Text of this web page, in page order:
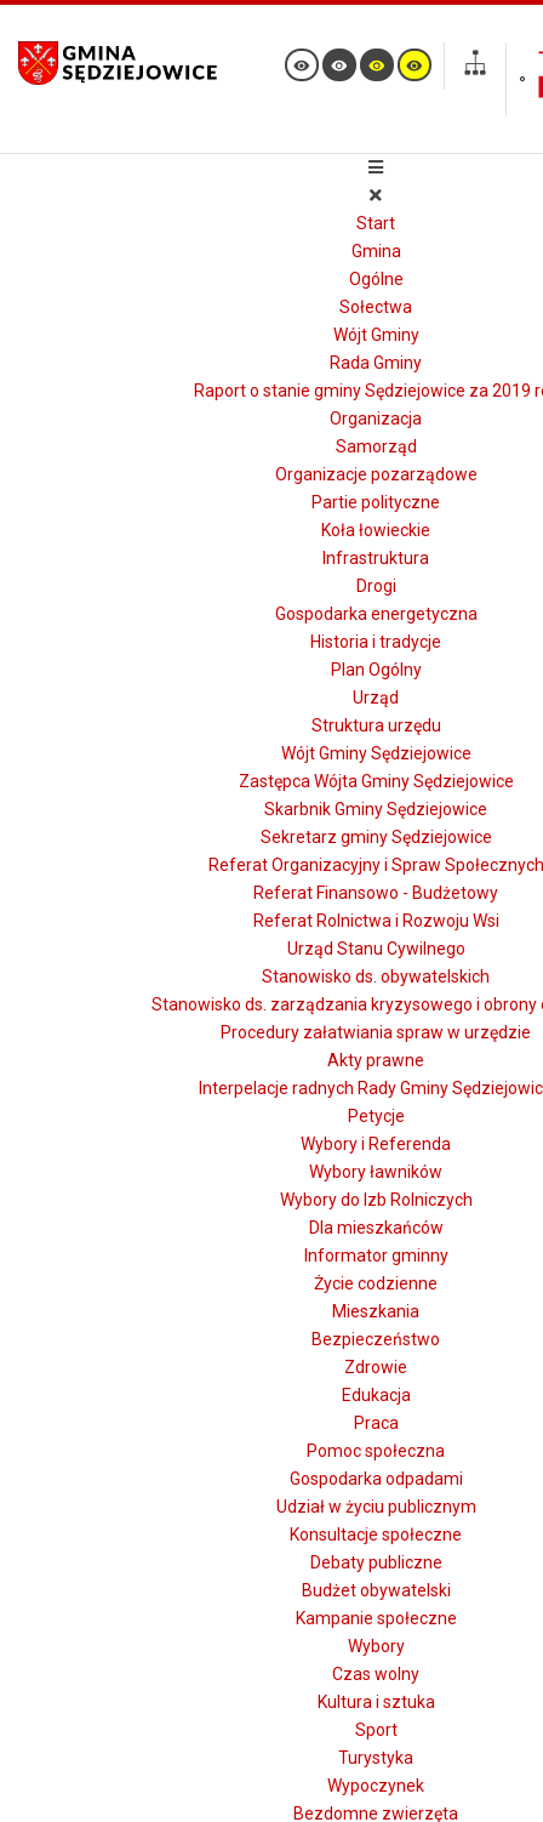
Start
Gmina
Ogólne
Sołectwa
Wójt Gminy
Rada Gminy
Raport o stanie gminy Sędziejowice za 2019
Organizacja
Samorząd
Organizacje pozarządowe
Partie polityczne
Koła łowieckie
Infrastruktura
Drogi
Gospodarka energetyczna
Historia i tradycje
Plan Ogólny
Urząd
Struktura urzędu
Wójt Gminy Sędziejowice
Zastępca Wójta Gminy Sędziejowice
Skarbnik Gminy Sędziejowice
Sekretarz gminy Sędziejowice
Referat Organizacyjny i Spraw Społecznych
Referat Finansowo - Budżetowy
Referat Rolnictwa i Rozwoju Wsi
Urząd Stanu Cywilnego
Stanowisko ds. obywatelskich
Stanowisko ds. zarządzania kryzysowego i obrony
Procedury załatwiania spraw w urzędzie
Akty prawne
Interpelacje radnych Rady Gminy
Petycje
Wybory i Referenda
Wybory ławników
Wybory do Izb Rolniczych
Dla mieszkańców
Informator gminny
Życie codzienne
Mieszkania
Bezpieczeństwo
Zdrowie
Edukacja
Praca
Pomoc społeczna
Gospodarka odpadami
Udział w życiu publicznym
Konsultacje społeczne
Debaty publiczne
Budżet obywatelski
Kampanie społeczne
Wybory
Czas wolny
Kultura i sztuka
Sport
Turystyka
Wypoczynek
Bezdomne zwierzęta